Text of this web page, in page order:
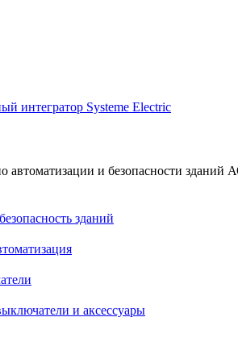
автоматизации и безопасности зданий
зданий
и аксессуары